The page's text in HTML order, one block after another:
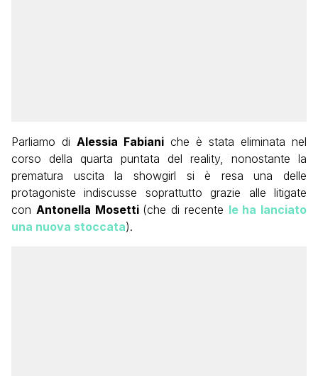
Parliamo diAlessia Fabiani che è stata eliminata nel
corso della quarta puntata del reality, nonostante la
prematura uscita la showgirl si è resa una delle
protagoniste indiscusse soprattutto grazie alle litigate
con Antonella Mosetti (che di recente le ha lanciato
una nuova stoccata).